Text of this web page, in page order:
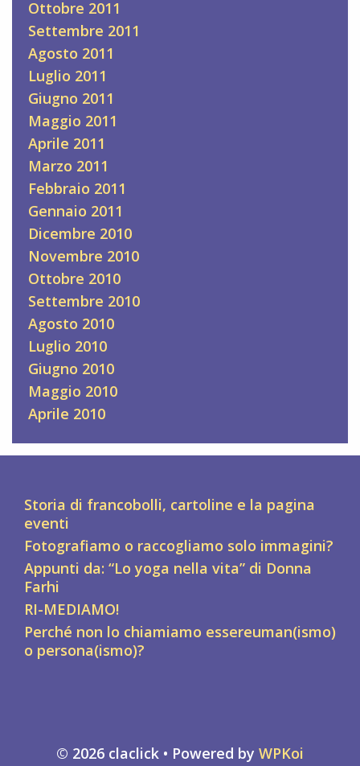
Ottobre 2011
Settembre 2011
Agosto 2011
Luglio 2011
Giugno 2011
Maggio 2011
Aprile 2011
Marzo 2011
Febbraio 2011
Gennaio 2011
Dicembre 2010
Novembre 2010
Ottobre 2010
Settembre 2010
Agosto 2010
Luglio 2010
Giugno 2010
Maggio 2010
Aprile 2010
Storia di francobolli, cartoline e la pagina
eventi
Fotografiamo o raccogliamo solo immagini?
Appunti da: “Lo yoga nella vita” di Donna
Farhi
RI-MEDIAMO!
Perché non lo chiamiamo essereuman(ismo)
o persona(ismo)?
© 2026 claclick • Powered by WPKoi